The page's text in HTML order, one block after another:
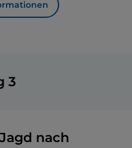
3
nach